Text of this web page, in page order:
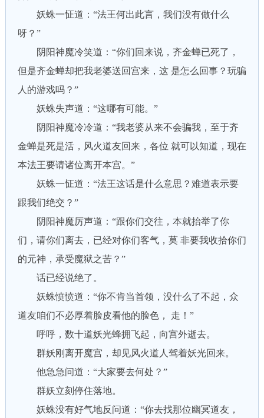
妖蛛一怔道：“法王何出此言，我们没有做什么
呀？”
阴阳神魔冷笑道：“你们回来说，齐金蝉已死了，
但是齐金蝉却把我老婆送回宫来，这 是怎么回事？玩骗
人的游戏吗？”
妖蛛失声道：“这哪有可能。”
阴阳神魔冷冷道：“我老婆从来不会骗我，至于齐
金蝉是死是活，风火道友回来，各位 就可以知道，现在
本法王要请诸位离开本宫。”
妖蛛一怔道：“法王这话是什么意思？难道表示要
跟我们绝交？”
阴阳神魔厉声道：“跟你们交往，本就抬举了你
们，请你们离去，已经对你们客气，莫 非要我收拾你们
的元神，承受魔狱之苦？”
话已经说绝了。
妖蛛愤愤道：“你不肯当首领，没什么了不起，众
道友咱们不必厚着脸皮看他的脸色， 走！”
呼呼，数十道妖光蜂拥飞起，向宫外逝去。
群妖刚离开魔宫，却见风火道人驾着妖光回来。
他急急问道：“大家要去何处？”
群妖立刻停住落地。
妖蛛没有好气地反问道：“你去找那位幽冥道友，